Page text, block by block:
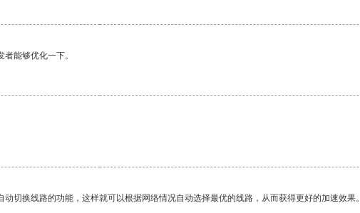
能够优化一下。
切换线路的功能，这样就可以根据网络情况自动选择最优的线路，从而获得更好的加速效果。